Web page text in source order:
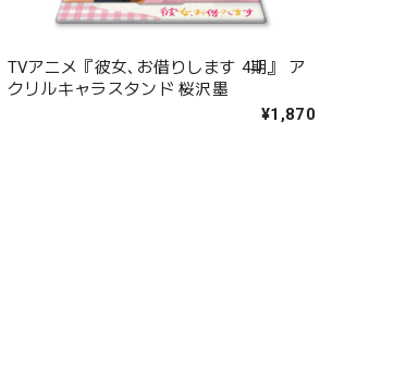
TVアニメ『彼女､お借りします 4期』 ア
クリルキャラスタンド 桜沢墨
¥1,870